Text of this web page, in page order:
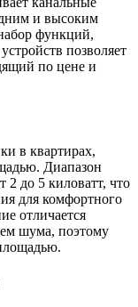
и высоким
функций,
позволяет
по цене и
в квартирах,
Диапазон
до 5 киловатт, что
для комфортного
отличается
шума, поэтому